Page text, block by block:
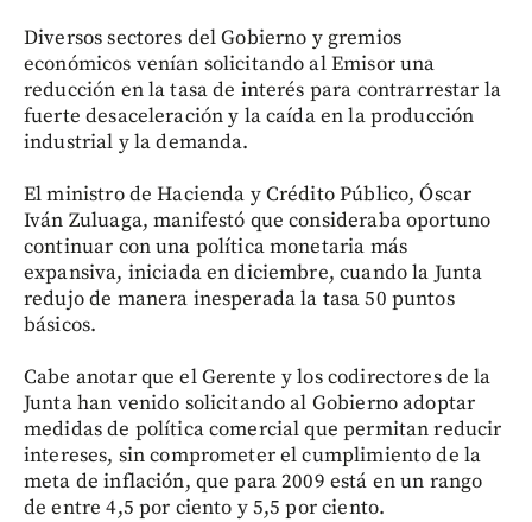
Diversos sectores del Gobierno y gremios
económicos venían solicitando al Emisor una
reducción en la tasa de interés para contrarrestar la
fuerte desaceleración y la caída en la producción
industrial y la demanda.
El ministro de Hacienda y Crédito Público, Óscar
Iván Zuluaga, manifestó que consideraba oportuno
continuar con una política monetaria más
expansiva, iniciada en diciembre, cuando la Junta
redujo de manera inesperada la tasa 50 puntos
básicos.
Cabe anotar que el Gerente y los codirectores de la
Junta han venido solicitando al Gobierno adoptar
medidas de política comercial que permitan reducir
intereses, sin comprometer el cumplimiento de la
meta de inflación, que para 2009 está en un rango
de entre 4,5 por ciento y 5,5 por ciento.